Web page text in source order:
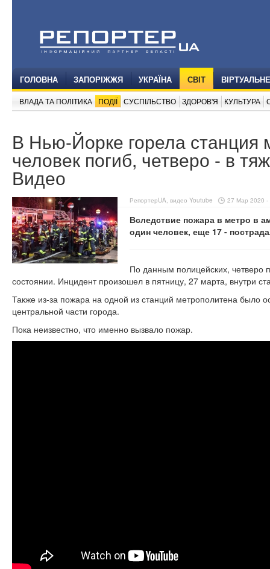
ГОЛОВНА ЗАПОРІЖЖЯ УКРАЇНА СВІТ
ВЛАДА ТА ПОЛІТИКА ПОДІЇ СУСПІЛЬСТВО ЗДОРОВ'Я КУЛЬТУРА
В Нью-Йорке горела станция
человек погиб, четверо - в
Видео
РепортерUA, видео Youtube 27 Мар 2020 -
Вследствие пожара в метро в
один человек, еще 17 -
По данным полицейских, четверо
состоянии. Инцидент произошел в пятницу, 27 марта, внутри
Также из-за пожара на одной из станций метрополитена было
центральной части города.
Пока неизвестно, что именно вызвало пожар.